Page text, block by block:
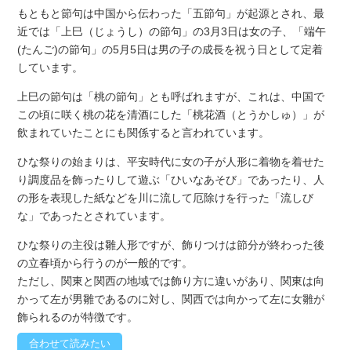
もともと節句は中国から伝わった「五節句」が起源とされ、最
近では「上巳（じょうし）の節句」の3月3日は女の子、「端午
(たんご)の節句」の5月5日は男の子の成長を祝う日として定着
しています。
上巳の節句は「桃の節句」とも呼ばれますが、これは、中国で
この頃に咲く桃の花を清酒にした「桃花酒（とうかしゅ）」が
飲まれていたことにも関係すると言われています。
ひな祭りの始まりは、平安時代に女の子が人形に着物を着せた
り調度品を飾ったりして遊ぶ「ひいなあそび」であったり、人
の形を表現した紙などを川に流して厄除けを行った「流しび
な」であったとされています。
ひな祭りの主役は雛人形ですが、飾りつけは節分が終わった後
の立春頃から行うのが一般的です。
ただし、関東と関西の地域では飾り方に違いがあり、関東は向
かって左が男雛であるのに対し、関西では向かって左に女雛が
飾られるのが特徴です。